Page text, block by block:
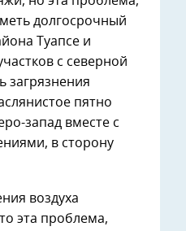
долгосрочный
Туапсе и
с северной
загрязнения
пятно
запад вместе с
в сторону
воздуха
эта проблема,